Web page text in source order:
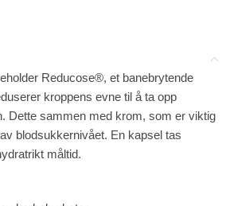
Reducose®, et banebrytende
kroppens evne til å ta opp
Dette sammen med krom, som er viktig
blodsukkernivået. En kapsel tas
måltid.